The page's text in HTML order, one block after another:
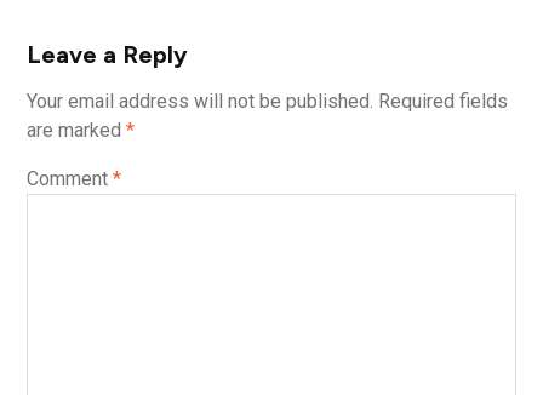
Leave a Reply
Your email address will not be published. Required fields
are marked *
Comment *